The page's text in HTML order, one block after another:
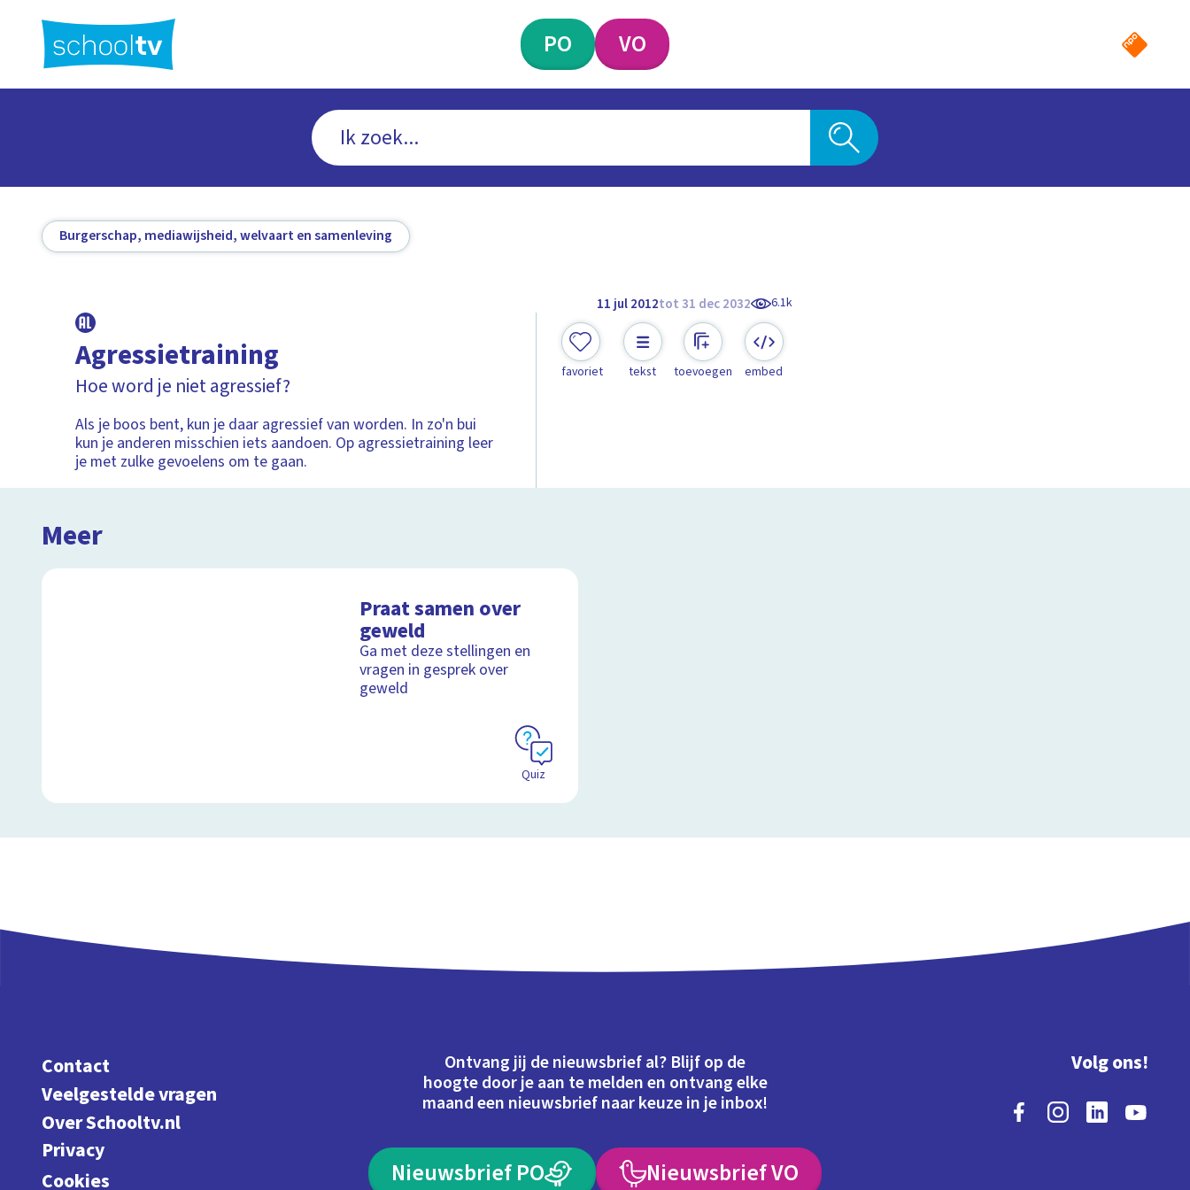
hoofdinhoud
PO VO
Burgerschap, mediawijsheid, welvaart en samenleving
11 jul 2012tot 31 dec 2032 6.1k
Agressietraining
Hoe word je niet agressief?
Als je boos bent, kun je daar agressief van worden. In zo'n bui
kun je anderen misschien iets aandoen. Op agressietraining leer
je met zulke gevoelens om te gaan.
favoriet tekst toevoegen embed
Meer
Praat samen over
geweld
Ga met deze stellingen en
vragen in gesprek over
geweld
Quiz
Contact
Veelgestelde vragen
Over Schooltv.nl
Privacy
Cookies
Ontvang jij de nieuwsbrief al? Blijf op de
hoogte door je aan te melden en ontvang elke
maand een nieuwsbrief naar keuze in je inbox!
Nieuwsbrief PO Nieuwsbrief VO
Volg ons!